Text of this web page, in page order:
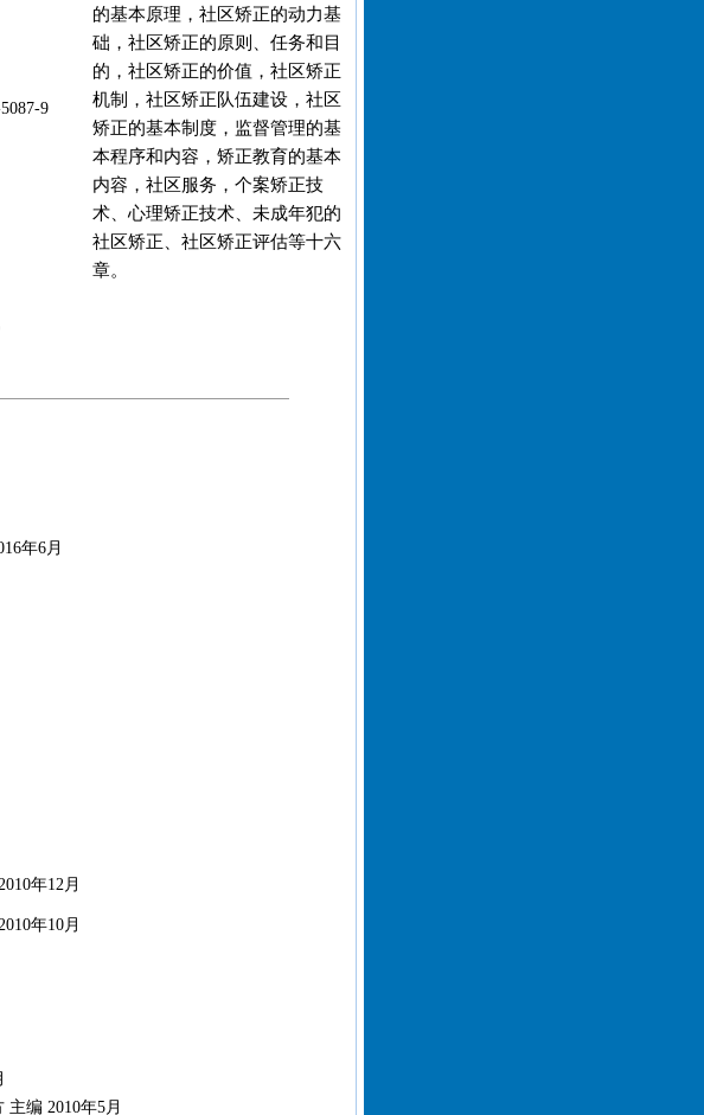
9
的基本原理，社区矫正的动力基
础，社区矫正的原则、任务和目
的，社区矫正的价值，社区矫正
机制，社区矫正队伍建设，社区
矫正的基本制度，监督管理的基
本程序和内容，矫正教育的基本
内容，社区服务，个案矫正技
术、心理矫正技术、未成年犯的
社区矫正、社区矫正评估等十六
章。
年6月
年12月
年10月
主编 2010年5月